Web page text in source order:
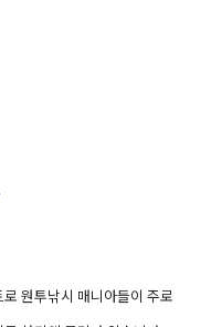
원투낚시 매니아들이 주로